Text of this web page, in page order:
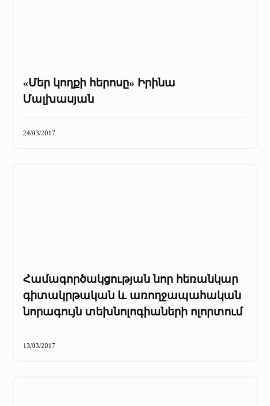
«Մեր կողքի հերոսը» Իրինա
Մալխասյան
24/03/2017
Համագործակցության նոր հեռանկար
գիտակրթական և առողջապահական
նորագույն տեխնոլոգիաների ոլորտում
13/03/2017